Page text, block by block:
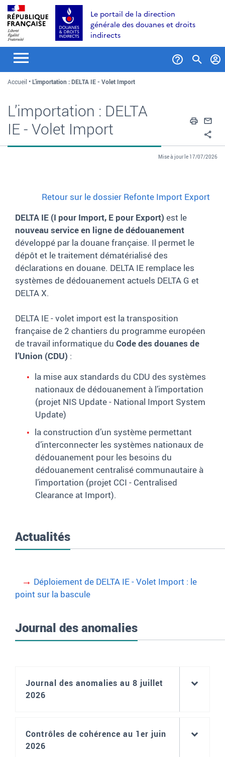
Aller
au
contenu
Aller
recherche
Aller
au
menu
Le portail de la direction
générale des douanes et droits
indirects
Accueil L’importation : DELTA IE - Volet Import
L’importation : DELTA
IE - Volet Import
Mise à jour le 17/07/2026
Retour sur le dossier Refonte Import Export
DELTA IE (I pour Import, E pour Export) est le
nouveau service en ligne de dédouanement
développé par la douane française. Il permet le
dépôt et le traitement dématérialisé des
déclarations en douane. DELTA IE remplace les
systèmes de dédouanement actuels DELTA G et
DELTA X.
DELTA IE - volet import est la transposition
française de 2 chantiers du programme européen
de travail informatique du Code des douanes de
l’Union (CDU) :
la mise aux standards du CDU des systèmes
nationaux de dédouanement à l’importation
(projet NIS Update - National Import System
Update)
la construction d’un système permettant
d’interconnecter les systèmes nationaux de
dédouanement pour les besoins du
dédouanement centralisé communautaire à
l’importation (projet CCI - Centralised
Clearance at Import).
Actualités
Déploiement de DELTA IE - Volet Import : le
point sur la bascule
Journal des anomalies
Journal des anomalies au 8 juillet
2026
Contrôles de cohérence au 1er juin
2026